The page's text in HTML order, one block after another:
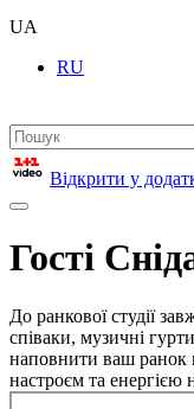
UA
RU
Відкрити у
Гості
До ранкової студії
співаки, музичні
наповнити ваш ранок
настроєм та енергією